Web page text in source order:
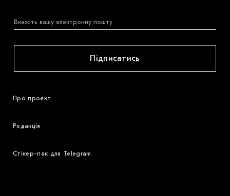
Підписатись
Про проєкт
Редакція
Стікер-пак для Telegram